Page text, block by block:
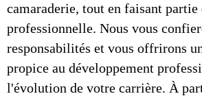
camaraderie, tout en faisant partie
professionnelle. Nous vous
responsabilités et vous offrirons
propice au développement
l'évolution de votre carrière. À